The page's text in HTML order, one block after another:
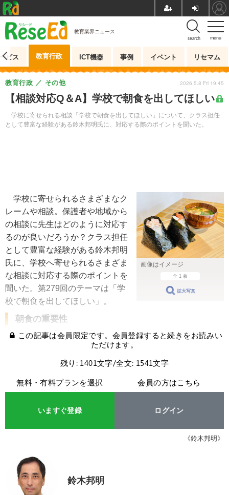
menu
search
教育業界ニュース
ビス 教育行政 ICT機器 事例 イベント リセマム
【相談対応Q＆A】学校で朝食を出してほしい
学校に寄せられる相談「学校で朝食を出してほしい」について、クラス担任
として豊富な経験がある鈴木邦明氏に、対応する際のポイントを聞いた。
教育行政 その他 2026.5.8 Fri 19:45
画像はイメージ
全 1 枚
拡大写真
学校に寄せられるさまざまなク
レームや相談。保護者や地域から
の相談に先生はどのように対応す
るのが良いだろうか？クラス担任
として豊富な経験がある鈴木邦明
氏に、学校へ寄せられるさまざま
な相談に対応する際のポイントを
聞いた。第279回のテーマは「学
校で朝食を出してほしい」。
朝食の重要性
この記事は会員限定です。会員登録すると続きをお読みい
ただけます。
残り: 1401文字/全文: 1541文字
無料・有料プランを選択
いますぐ登録
会員の方はこちら
ログイン
《鈴木邦明》
鈴木邦明